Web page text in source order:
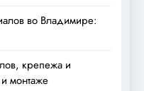
во Владимире:
крепежа и
монтаже